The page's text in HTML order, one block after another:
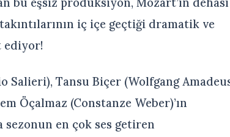
iç içe geçtiği dramatik ve
ediyor!
Tansu Biçer (Wolfgang
Öçalmaz (Constanze Weber)’ın
sezonun en çok ses getiren